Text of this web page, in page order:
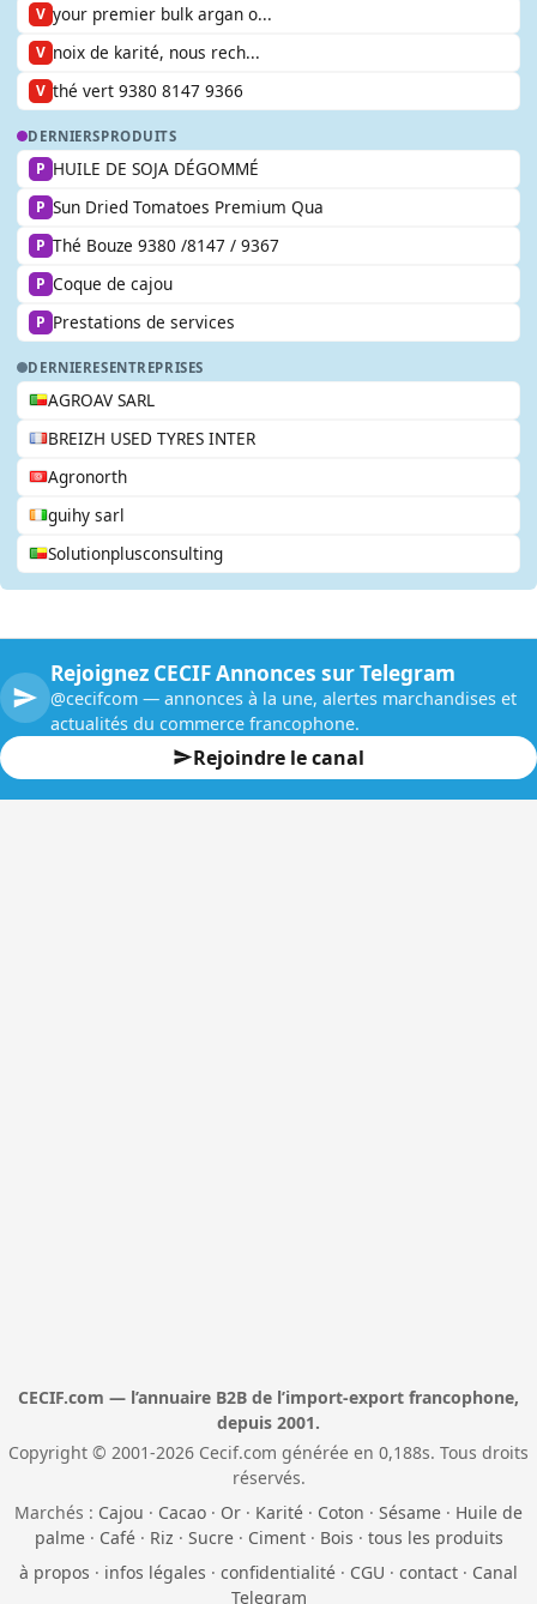
V your premier bulk argan o...
V noix de karité, nous rech...
V thé vert 9380 8147 9366
DERNIERSPRODUITS
P HUILE DE SOJA DÉGOMMÉ
P Sun Dried Tomatoes Premium Qua
P Thé Bouze 9380 /8147 / 9367
P Coque de cajou
P Prestations de services
DERNIERESENTREPRISES
AGROAV SARL
BREIZH USED TYRES INTER
Agronorth
guihy sarl
Solutionplusconsulting
Rejoignez CECIF Annonces sur Telegram
@cecifcom — annonces à la une, alertes marchandises et
actualités du commerce francophone.
Rejoindre le canal
CECIF.com — l’annuaire B2B de l’import-export francophone,
depuis 2001.
Copyright © 2001-2026 Cecif.com générée en 0,188s. Tous droits
réservés.
Marchés : Cajou · Cacao · Or · Karité · Coton · Sésame · Huile de
palme· Café· Riz · Sucre· Ciment· Bois · tous les produits
à propos · infos légales · confidentialité · CGU · contact · Canal
Telegram